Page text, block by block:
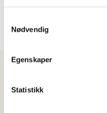
Nødvendig
Egenskaper
Statistikk
VIL DU HA
OSS?
Melder du deg på